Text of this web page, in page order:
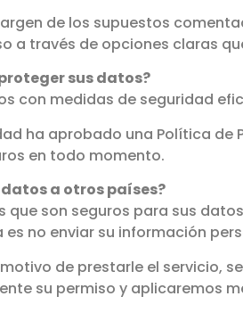
de los supuestos
a través de opciones claras
sus datos?
con medidas de seguridad
ha aprobado una Política
en todo momento.
a otros países?
que son seguros para sus
no enviar su información
de prestarle el servicio,
su permiso y aplicaremos